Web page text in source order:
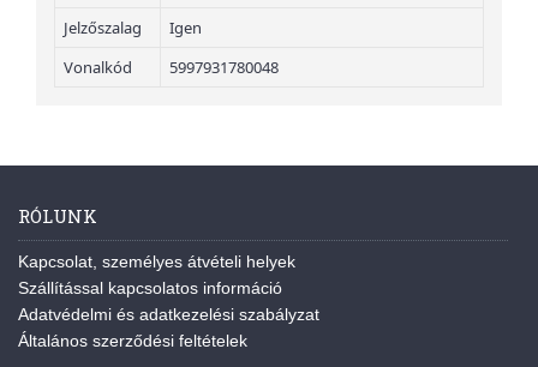
Jelzőszalag
Igen
Vonalkód
5997931780048
RÓLUNK
Kapcsolat, személyes átvételi helyek
Szállítással kapcsolatos információ
Adatvédelmi és adatkezelési szabályzat
Általános szerződési feltételek